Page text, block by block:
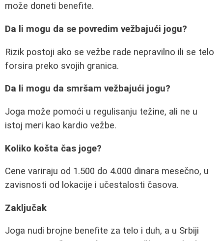
može doneti benefite.
Da li mogu da se povredim vežbajući jogu?
Rizik postoji ako se vežbe rade nepravilno ili se telo
forsira preko svojih granica.
Da li mogu da smršam vežbajući jogu?
Joga može pomoći u regulisanju težine, ali ne u
istoj meri kao kardio vežbe.
Koliko košta čas joge?
Cene variraju od 1.500 do 4.000 dinara mesečno, u
zavisnosti od lokacije i učestalosti časova.
Zaključak
Joga nudi brojne benefite za telo i duh, a u Srbiji